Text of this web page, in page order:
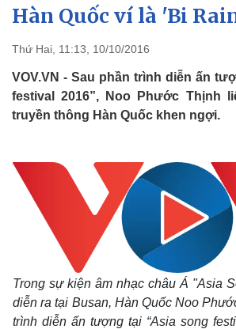
Đảng
Tổ chức nhân sự
Nhận diện sự thật
Tin 24h
Dự báo
Việc làm
Biển đảo
Hàn Quốc ví là 'Bi
Thứ Hai, 11:13, 10/10/2016
VOV.VN - Sau phần trình diễn ấn
festival 2016”, Noo Phước Thịnh
truyền thông Hàn Quốc khen ngợi.
Trong sự kiện âm nhạc châu Á "Asia
diễn ra tại Busan, Hàn Quốc Noo
trình diễn ấn tượng tại “Asia song